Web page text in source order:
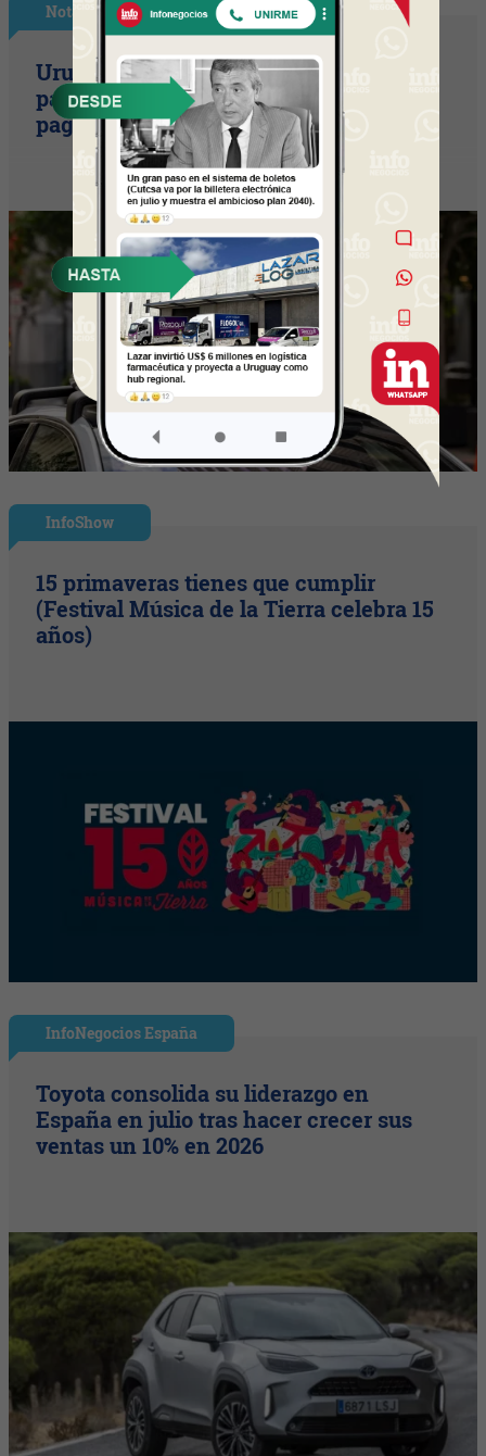
Nota Principal
Uruguay empieza a discutir las reglas
para una movilidad autónoma (¿Quién
paga si el auto sin conductor choca?)
InfoShow
15 primaveras tienes que cumplir
(Festival Música de la Tierra celebra 15
años)
InfoNegocios España
Toyota consolida su liderazgo en
España en julio tras hacer crecer sus
ventas un 10% en 2026